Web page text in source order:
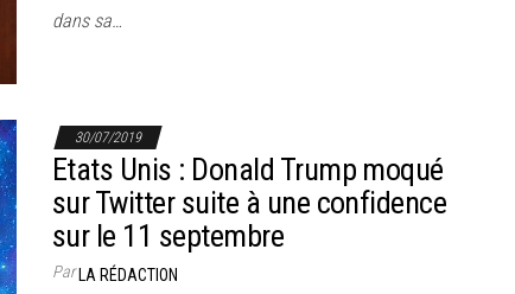
dans sa…
30/07/2019
Etats Unis : Donald Trump moqué
sur Twitter suite à une confidence
sur le 11 septembre
ParLA RÉDACTION